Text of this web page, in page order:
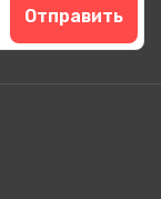
Отправить